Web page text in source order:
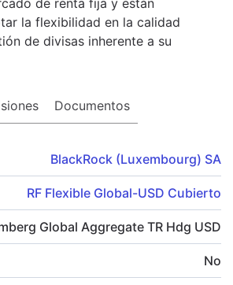
la flexibilidad en la calidad
de divisas inherente a su
Documentos
BlackRock (Luxembourg) SA
RF Flexible Global-USD Cubierto
Global Aggregate TR Hdg USD
No